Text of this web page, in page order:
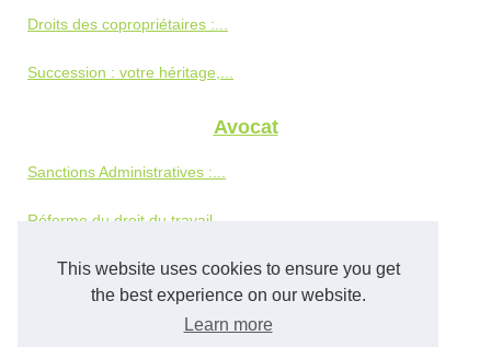
This website uses cookies to ensure you get
the best experience on our website.
Learn more
Droits des copropriétaires :...
Succession : votre héritage,...
Avocat
Sanctions Administratives :...
Réforme du droit du travail...
Pourquoi faire appel à...
L'impact des médias sociaux...